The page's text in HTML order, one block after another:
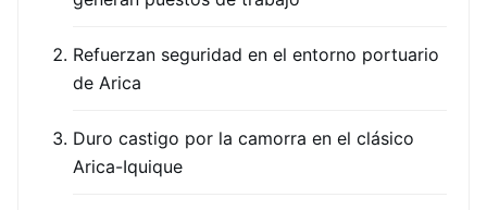
Refuerzan seguridad en el entorno portuario
de Arica
Duro castigo por la camorra en el clásico
Arica-Iquique